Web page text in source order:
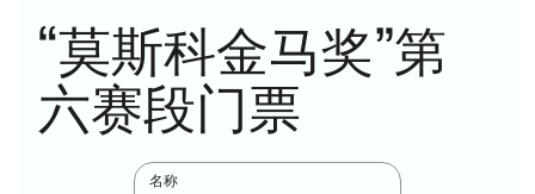
“莫斯科金马奖”第
六赛段门票
名称